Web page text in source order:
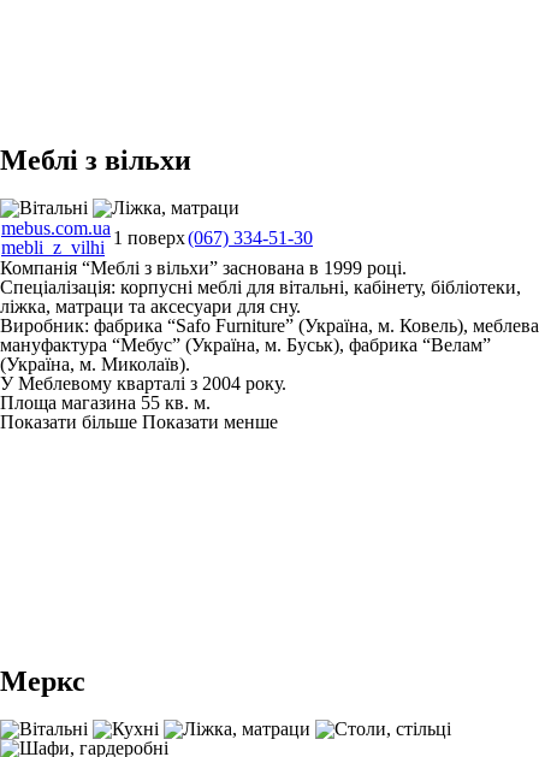
Меблі з вільхи
mebus.com.ua
mebli_z_vilhi 1 поверх(067) 334-51-30
Компанія “Меблі з вільхи” заснована в 1999 році.
Спеціалізація: корпусні меблі для вітальні, кабінету, бібліотеки,
ліжка, матраци та аксесуари для сну.
Виробник: фабрика “Safo Furniture” (Україна, м. Ковель), меблева
мануфактура “Мебус” (Україна, м. Буськ), фабрика “Велам”
(Україна, м. Миколаїв).
У Меблевому кварталі з 2004 року.
Площа магазина 55 кв. м.
Показати більше Показати менше
Меркс